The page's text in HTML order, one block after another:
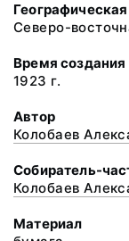
Северо-
Время создания
1923 г.
Автор
Колобаев
Собиратель-
Колобаев
Материал